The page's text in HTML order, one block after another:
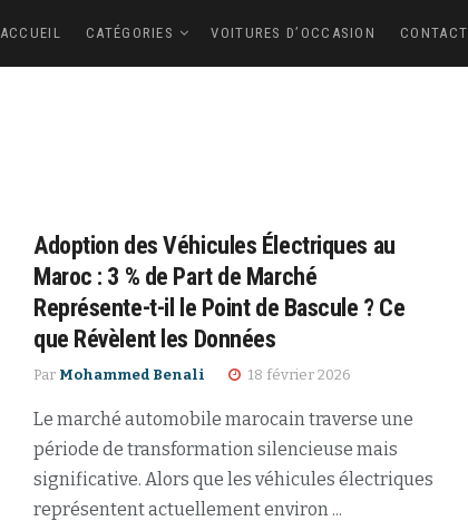
ACCUEIL CATÉGORIES VOITURES D’OCCASION CONTACT
Adoption des Véhicules Électriques au
Maroc : 3 % de Part de Marché
Représente-t-il le Point de Bascule ? Ce
que Révèlent les Données
Par Mohammed Benali 18 février 2026
Le marché automobile marocain traverse une
période de transformation silencieuse mais
significative. Alors que les véhicules électriques
représentent actuellement environ ...